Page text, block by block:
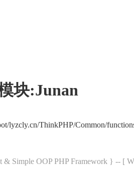
块:Junan
lyzcly.cn/ThinkPHP/Common/
& Simple OOP PHP Framework } -- [